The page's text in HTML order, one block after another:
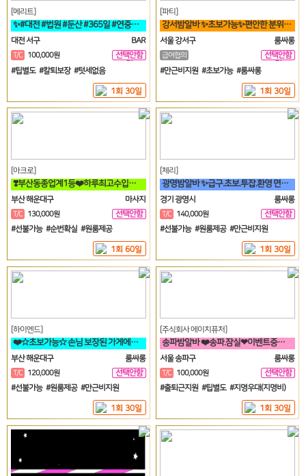
[메리트]
✨#대전 #법원 #둔산 #365일 #연중무휴 #초보자환영 #당일지급 #✨
대전 서구
BAR
T/C 100,000원
선택안함
일
#팁별도 #칼퇴보장 #텃세없음
1회 30일
[파티]
강서밤알바 ✨초보가능✨편안한 분위기에서 일하실분✨
서울 강서구
룸싸롱
급여협의
선택안함
일
#만근비지원 #초보가능 #룸싸롱
1회 30일
[아크로]
❣️부산동종업계1등❤️하루최고수입보장❣️
부산 해운대구
마사지
T/C 130,000원
선택안함
#선불가능 #순번확실 #원룸제공
1회 60일
[체리]
광명밤알바 ✨급구.초보.투잡.환영 면접비✨
경기 광명시
룸싸롱
T/C 140,000원
선택안함
#선불가능 #원룸제공 #만근비지원
1회 30일
[하이엔드]
❤️☆초보가능☆ 손님 보장된 가게에서 돈 버시는데만 집중하세요!!❤️
부산 해운대구
룸싸롱
T/C 120,000원
선택안함
#선불가능 #원룸제공 #만근비지원
1회 30일
[주식회사 에이치퓨처]
송파밤알바 ❤️송파.잠실❤이벤트중❤티씨10만❤평균10개❤️
서울 송파구
룸싸롱
T/C 100,000원
선택안함
일
#출퇴근지원 #팁별도 #지명우대(지명비)
1회 30일